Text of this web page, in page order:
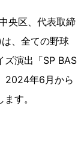
央区、代表取締
、全ての野球
ズ演出「SP BAS
2024年6月から
す。